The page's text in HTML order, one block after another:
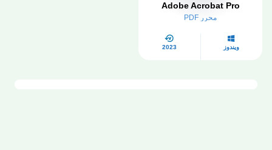
Adobe Acrobat Pro
محرر PDF
ويندوز 2023